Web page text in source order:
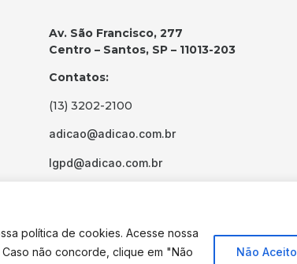
política de cookies. Acesse nossa
não concorde, clique em "Não
Não Aceito
Av. São Francisco, 277
Centro – Santos, SP – 11013-203
Contatos:
(13) 3202-2100
adicao@adicao.com.br
lgpd@adicao.com.br